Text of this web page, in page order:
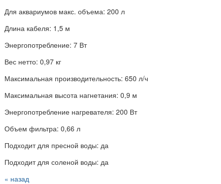
Для аквариумов макс. объема: 200 л
Длина кабеля: 1,5 м
Энергопотребление: 7 Вт
Вес нетто: 0,97 кг
Максимальная производительность: 650 л/ч
Максимальная высота нагнетания: 0,9 м
Энергопотребление нагревателя: 200 Вт
Объем фильтра: 0,66 л
Подходит для пресной воды: да
Подходит для соленой воды: да
« назад